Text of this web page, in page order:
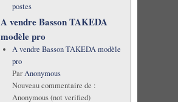
postes
A vendre Basson TAKEDA
modèle pro
A vendre Basson TAKEDA modèle
pro
ParAnonymous
Nouveau commentaire de :
Anonymous (not verified)